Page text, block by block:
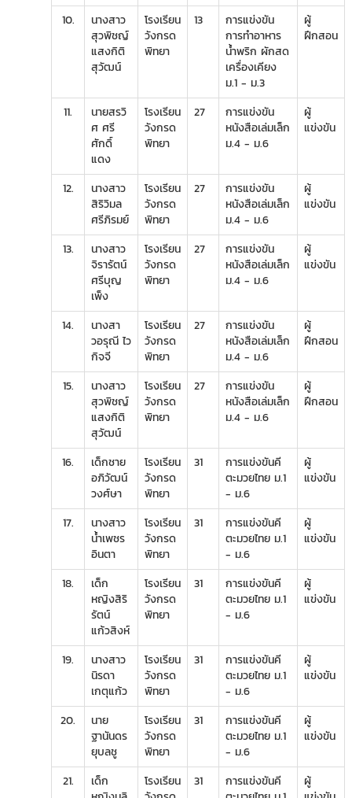
10.
นางสาว
สุวพิชญ์
แสงกิติ
สุวัฒน์
โรงเรียน
วังกรด
พิทยา
13
การแข่งขัน
การทำอาหาร
น้ำพริก ผักสด
เครื่องเคียง
ม.1 - ม.3
ผู้
ฝึกสอน
11.
นายสรวิ
ศ ศรี
ศักดิ์
แดง
โรงเรียน
วังกรด
พิทยา
27
การแข่งขัน
หนังสือเล่มเล็ก
ม.4 - ม.6
ผู้
แข่งขัน
12.
นางสาว
สิริวิมล
ศรีภิรมย์
โรงเรียน
วังกรด
พิทยา
27
การแข่งขัน
หนังสือเล่มเล็ก
ม.4 - ม.6
ผู้
แข่งขัน
13.
นางสาว
จิรารัตน์
ศรีบุญ
เพ็ง
โรงเรียน
วังกรด
พิทยา
27
การแข่งขัน
หนังสือเล่มเล็ก
ม.4 - ม.6
ผู้
แข่งขัน
14.
นางสา
วอรุณี ไว
กิจจี
โรงเรียน
วังกรด
พิทยา
27
การแข่งขัน
หนังสือเล่มเล็ก
ม.4 - ม.6
ผู้
ฝึกสอน
15.
นางสาว
สุวพิชญ์
แสงกิติ
สุวัฒน์
โรงเรียน
วังกรด
พิทยา
27
การแข่งขัน
หนังสือเล่มเล็ก
ม.4 - ม.6
ผู้
ฝึกสอน
16.
เด็กชาย
อภิวัฒน์
วงศ์ษา
โรงเรียน
วังกรด
พิทยา
31
การแข่งขันคี
ตะมวยไทย ม.1
- ม.6
ผู้
แข่งขัน
17.
นางสาว
น้ำเพชร
อินตา
โรงเรียน
วังกรด
พิทยา
31
การแข่งขันคี
ตะมวยไทย ม.1
- ม.6
ผู้
แข่งขัน
18.
เด็ก
หญิงสิริ
รัตน์
แก้วสิงห์
โรงเรียน
วังกรด
พิทยา
31
การแข่งขันคี
ตะมวยไทย ม.1
- ม.6
ผู้
แข่งขัน
19.
นางสาว
นิรดา
เกตุแก้ว
โรงเรียน
วังกรด
พิทยา
31
การแข่งขันคี
ตะมวยไทย ม.1
- ม.6
ผู้
แข่งขัน
20.
นาย
ฐานันดร
ยุบลชู
โรงเรียน
วังกรด
พิทยา
31
การแข่งขันคี
ตะมวยไทย ม.1
- ม.6
ผู้
แข่งขัน
21.
เด็ก
โรงเรียน
31
การแข่งขันคี
ผู้